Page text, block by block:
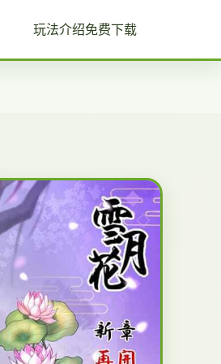
玩法介绍免费下载